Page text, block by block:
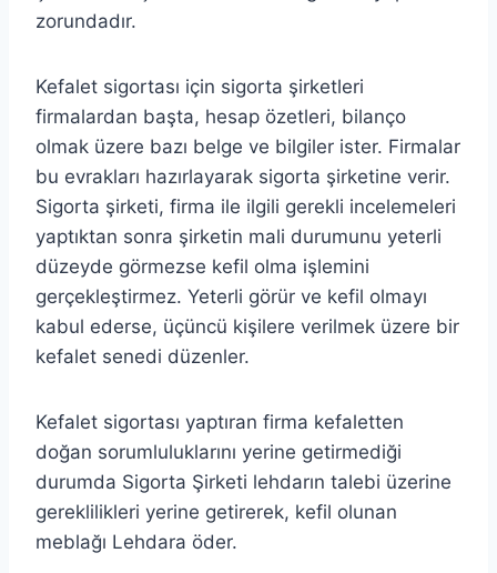
zorundadır.
Kefalet sigortası için sigorta şirketleri
firmalardan başta, hesap özetleri, bilanço
olmak üzere bazı belge ve bilgiler ister. Firmalar
bu evrakları hazırlayarak sigorta şirketine verir.
Sigorta şirketi, firma ile ilgili gerekli incelemeleri
yaptıktan sonra şirketin mali durumunu yeterli
düzeyde görmezse kefil olma işlemini
gerçekleştirmez. Yeterli görür ve kefil olmayı
kabul ederse, üçüncü kişilere verilmek üzere bir
kefalet senedi düzenler.
Kefalet sigortası yaptıran firma kefaletten
doğan sorumluluklarını yerine getirmediği
durumda Sigorta Şirketi lehdarın talebi üzerine
gereklilikleri yerine getirerek, kefil olunan
meblağı Lehdara öder.